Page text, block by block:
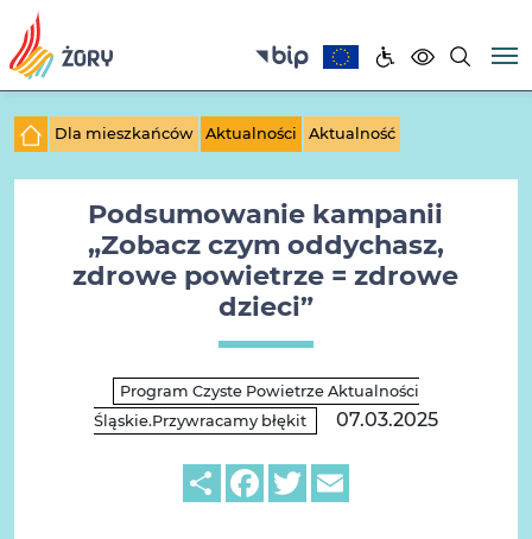
Dla mieszkańców Aktualności Aktualność
Podsumowanie kampanii
„Zobacz czym oddychasz,
zdrowe powietrze = zdrowe
dzieci”
Program Czyste Powietrze Aktualności
Śląskie.Przywracamy błękit
07.03.2025
ShareFacebook
Twitter